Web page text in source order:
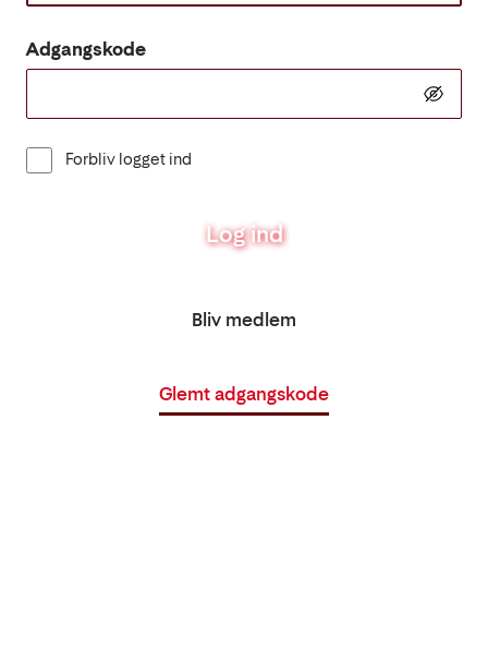
Adgangskode
Forbliv logget ind
Log ind
Bliv medlem
Glemt adgangskode